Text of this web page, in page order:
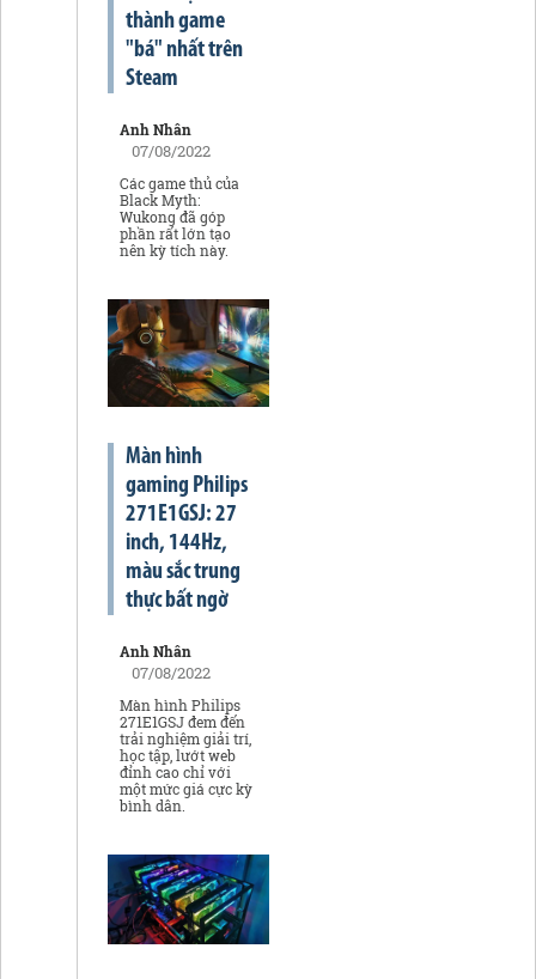
thành game
"bá" nhất trên
Steam
Anh Nhân
07/08/2022
Các game thủ của
Black Myth:
Wukong đã góp
phần rất lớn tạo
nên kỳ tích này.
Màn hình
gaming Philips
271E1GSJ: 27
inch, 144Hz,
màu sắc trung
thực bất ngờ
Anh Nhân
07/08/2022
Màn hình Philips
271E1GSJ đem đến
trải nghiệm giải trí,
học tập, lướt web
đỉnh cao chỉ với
một mức giá cực kỳ
bình dân.